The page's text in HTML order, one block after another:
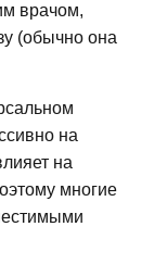
врачом,
(обычно она
на
на
многие